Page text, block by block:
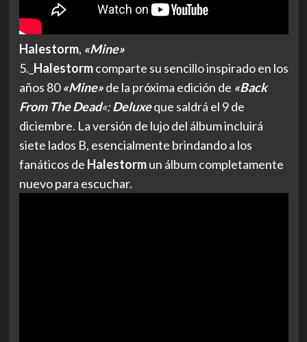
Halestorm, «Mine»
5._ Halestormcomparte su sencillo inspirado en los
años 80«Mine»de la próxima edición de «Back
From The Dead«:Deluxeque saldrá el 9 de
diciembre. La versión de lujo del álbum incluirá
siete lados B, esencialmente brindando a los
fanáticos de Halestormun álbum completamente
nuevo para escuchar.